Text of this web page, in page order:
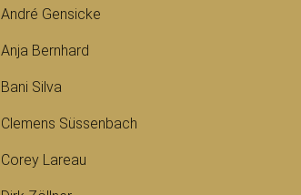
André Gensicke
Anja Bernhard
Bani Silva
Clemens Süssenbach
Corey Lareau